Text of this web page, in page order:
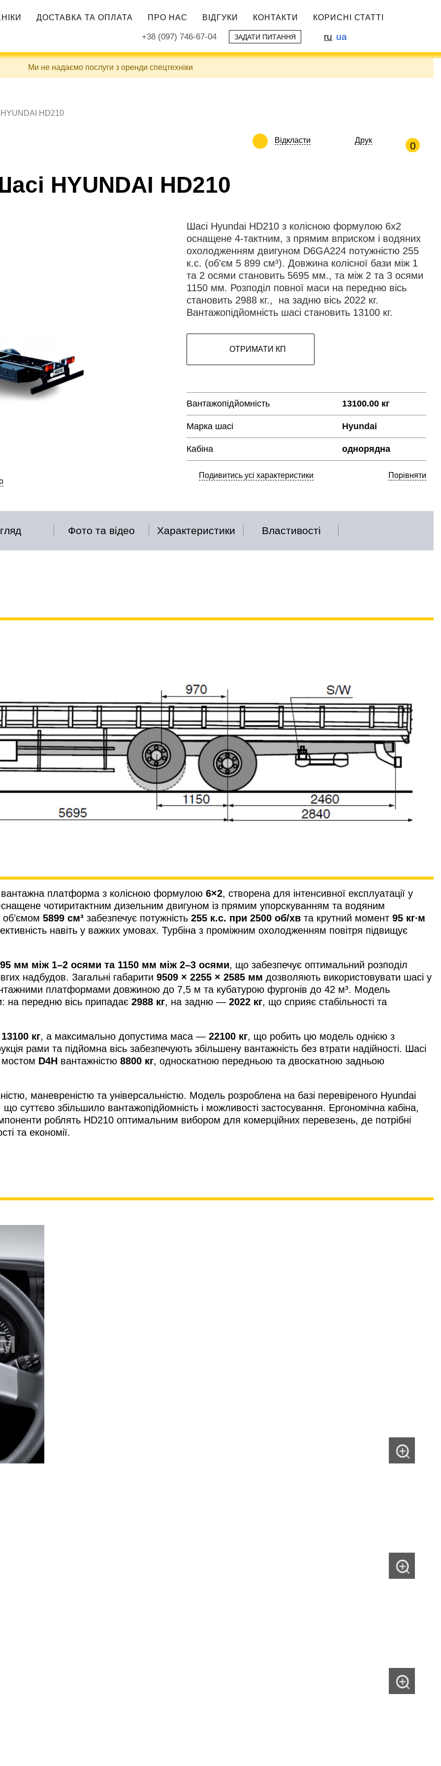
ДОСТАВКА ТА ОПЛАТА ПРО НАС ВІДГУКИ КОНТАКТИ КОРИСНІ СТАТТІ
+38 (097) 746-67-04 ЗАДАТИ ПИТАННЯ ru ua
Ми не надаємо послуги з оренди спецтехніки
HD210
Відкласти Друк 0
HYUNDAI HD210
Шасі Hyundai HD210 з колісною формулою 6х2
оснащене 4-тактним, з прямим вприском і водяних
охолодженням двигуном D6GA224 потужністю 255
к.с. (об'єм 5 899 см³). Довжина колісної бази між 1
та 2 осями становить 5695 мм., та між 2 та 3 осями
1150 мм. Розподіл повної маси на передню вісь
становить 2988 кг., на задню вісь 2022 кг.
Вантажопідйомність шасі становить 13100 кг.
ОТРИМАТИ КП
Вантажопідйомність 13100.00 кг
Марка шасі Hyundai
Кабіна однорядна
Подивитись усі характеристики Порівняти
Фото та відео Характеристики Властивості
платформа з колісною формулою 6×2, створена для інтенсивної експлуатації у
чотиритактним дизельним двигуном із прямим упорскуванням та водяним
об’ємом 5899 см³ забезпечує потужність 255 к.с. при 2500 об/хв та крутний момент 95 кг∙м
навіть у важких умовах. Турбіна з проміжним охолодженням повітря підвищує
мм між 1–2 осями та 1150 мм між 2–3 осями, що забезпечує оптимальний розподіл
надбудов. Загальні габарити 9509 × 2255 × 2585 мм дозволяють використовувати шасі у
платформами довжиною до 7,5 м та кубатурою фургонів до 42 м³. Модель
на передню вісь припадає 2988 кг, на задню — 2022 кг, що сприяє стабільності та
13100 кг, а максимально допустима маса — 22100 кг, що робить цю модель однією з
рами та підйомна вісь забезпечують збільшену вантажність без втрати надійності. Шасі
мостом D4H вантажністю 8800 кг, односкатною передньою та двоскатною задньою
маневреністю та універсальністю. Модель розроблена на базі перевіреного Hyundai
суттєво збільшило вантажопідйомність і можливості застосування. Ергономічна кабіна,
роблять HD210 оптимальним вибором для комерційних перевезень, де потрібні
та економії.